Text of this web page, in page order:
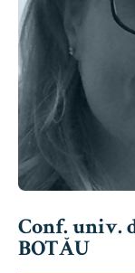
Conf. univ.
BOTĂU